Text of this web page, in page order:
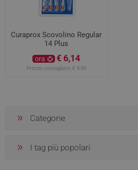
Curaprox Scovolino Regular
14 Plus
ora € 6,14
Prezzo consigliato: € 9,90
Categorie
I tag più popolari